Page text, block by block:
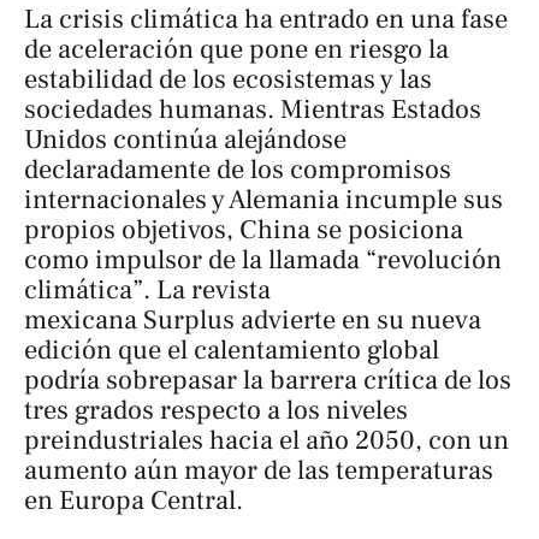
La crisis climática ha entrado en una fase
de aceleración que pone en riesgo la
estabilidad de los ecosistemas y las
sociedades humanas. Mientras Estados
Unidos continúa alejándose
declaradamente de los compromisos
internacionales y Alemania incumple sus
propios objetivos, China se posiciona
como impulsor de la llamada “revolución
climática”. La revista
mexicana Surplus advierte en su nueva
edición que el calentamiento global
podría sobrepasar la barrera crítica de los
tres grados respecto a los niveles
preindustriales hacia el año 2050, con un
aumento aún mayor de las temperaturas
en Europa Central.